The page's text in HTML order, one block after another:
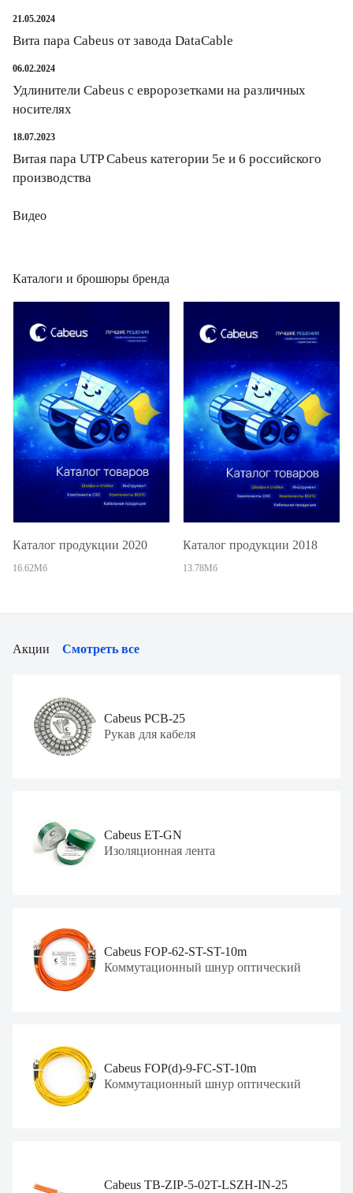
Стяжки кабельные
Площадки 5
Элементы цветовой и цифровой кодировки шнуров
rj45 колпачок 10
Гильзы защитные КДЗС
Лицевые панели и вставки для оптических панелей
Вилки и разъёмы 4
Инструмент для сборки универсальных модулей
21.05.2024
Вита пара Cabeus от завода DataCable
06.02.2024
Удлинители Cabeus с евророзетками на различных
носителях
18.07.2023
Витая пара UTP Cabeus категории 5e и 6 российского
производства
Видео
Каталоги и брошюры бренда
Каталог продукции 2020
16.62Мб
Каталог продукции 2018
13.78Мб
Акции Смотреть все
Cabeus PCB-25
Рукав для кабеля
Cabeus ET-GN
Изоляционная лента
Cabeus FOP-62-ST-ST-10m
Коммутационный шнур оптический
Cabeus FOP(d)-9-FC-ST-10m
Коммутационный шнур оптический
Cabeus TB-ZIP-5-02T-LSZH-IN-25